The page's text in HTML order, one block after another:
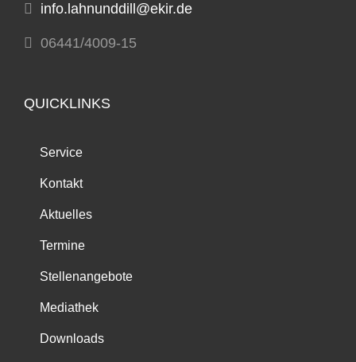
info.lahnunddill@ekir.de
06441/4009-15
QUICKLINKS
Service
Kontakt
Aktuelles
Termine
Stellenangebote
Mediathek
Downloads